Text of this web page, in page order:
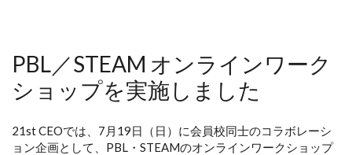
PBL／STEAM オンラインワーク
ショップを実施しました
21st CEOでは、7月19日（日）に会員校同士のコラボレーシ
ョン企画として、PBL・STEAMのオンラインワークショップ